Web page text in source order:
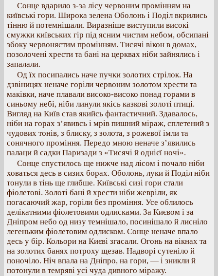
Сонце вдарило з-за лісу червоним промінням на
київські гори. Широка зелена Оболонь і Поділ вкрились
тінню й потемнішали. Виразніше виступили високі
смужки київських гір під ясним чистим небом, обсипані
збоку червонястим промінням. Тисячі вікон в домах,
позолочені хрести та бані на церквах ніби зайнялись і
запалали.
Од їх посипались наче пучки золотих стрілок. На
дзвіницях неначе горіли червоним золотом хрести та
маківки, наче плавали високо-високо понад горами в
синьому небі, ніби линули якісь казкові золоті птиці.
Вигляд на Київ став якийсь фантастичний. Здавалось,
ніби на горах з’явивсь і мрів пишний міраж, сплетений з
чудових тонів, з блиску, з золота, з рожевої імли та
сонячного проміння. Передо мною неначе з’явились
палаци й садки Паризади з «Тисячі й однієї ночі».
Сонце спустилось ще нижче над лісом і почало ніби
ховаться десь в сизих борах. Оболонь, луки й Поділ ніби
тонули в тінь ще глибше. Київські сизі гори стали
фіолетові. Золоті бані й хрести ніби жевріли, як
погасаючий жар, горіли без проміння. Усе облилось
делікатними фіолетовими одлисками. За Києвом і за
Дніпром небо од низу темнішало, посинішало й лисніло
легеньким фіолетовим одлиском. Сонце неначе впало
десь у бір. Кольори на Києві згасали. Огонь на вікнах та
на золотих банях потроху щезав. Надворі сутеніло й
поночіло. Ніч впала на Дніпро, на гори, — і зникли й
потонули в темряві усі чуда дивного міражу.